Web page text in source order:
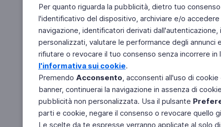
Per quanto riguarda la pubblicità, dietro tuo
l'identificativo del dispositivo, archiviare e/o
navigazione, identificatori derivati
personalizzati, valutare le performance degli
rifiutare o revocare il tuo consenso senza incorrere
l'informativa sui cookie.
Premendo Acconsento, acconsenti all'uso di
banner, continuerai la navigazione in assenza di
pubblicità non personalizzata. Usa il pulsante
parti e cookie, negare il consenso o revocare quello
Le scelte da te espresse verranno applicate al solo